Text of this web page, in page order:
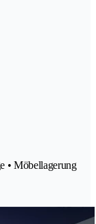
• Möbellagerung